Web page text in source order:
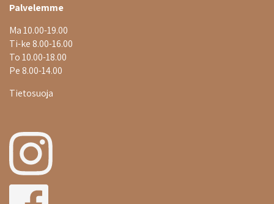
Palvelemme
Ma 10.00-19.00
Ti-ke 8.00-16.00
To 10.00-18.00
Pe 8.00-14.00
Tietosuoja